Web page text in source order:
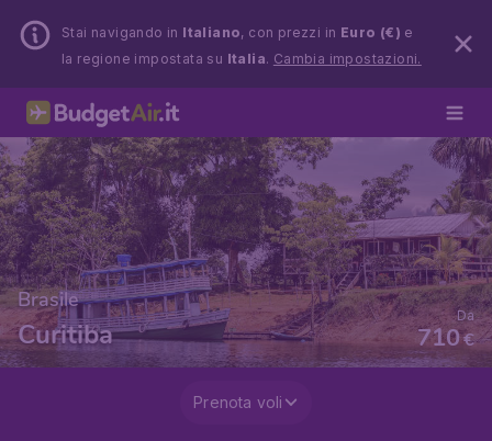
Stai navigando in Italiano, con prezzi in Euro (€) e
la regione impostata su Italia. Cambia impostazioni.
Brasile
Curitiba €
710
Da
Prenota voli